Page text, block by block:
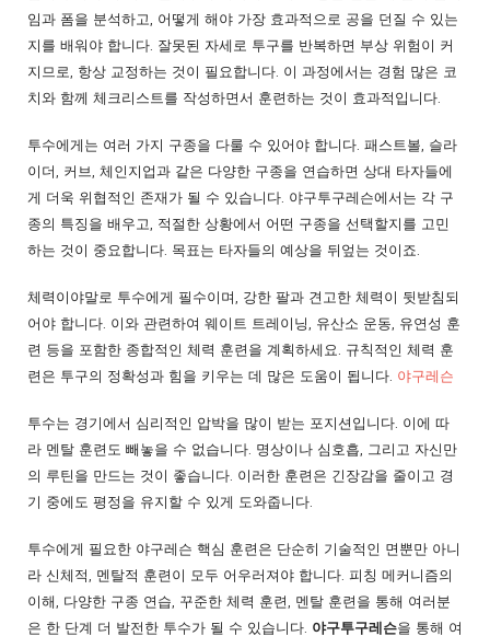
임과 폼을 분석하고, 어떻게 해야 가장 효과적으로 공을 던질 수 있는
지를 배워야 합니다. 잘못된 자세로 투구를 반복하면 부상 위험이 커
지므로, 항상 교정하는 것이 필요합니다. 이 과정에서는 경험 많은 코
치와 함께 체크리스트를 작성하면서 훈련하는 것이 효과적입니다.
투수에게는 여러 가지 구종을 다룰 수 있어야 합니다. 패스트볼, 슬라
이더, 커브, 체인지업과 같은 다양한 구종을 연습하면 상대 타자들에
게 더욱 위협적인 존재가 될 수 있습니다. 야구투구레슨에서는 각 구
종의 특징을 배우고, 적절한 상황에서 어떤 구종을 선택할지를 고민
하는 것이 중요합니다. 목표는 타자들의 예상을 뒤엎는 것이죠.
체력이야말로 투수에게 필수이며, 강한 팔과 견고한 체력이 뒷받침되
어야 합니다. 이와 관련하여 웨이트 트레이닝, 유산소 운동, 유연성 훈
련 등을 포함한 종합적인 체력 훈련을 계획하세요. 규칙적인 체력 훈
련은 투구의 정확성과 힘을 키우는 데 많은 도움이 됩니다. 야구레슨
투수는 경기에서 심리적인 압박을 많이 받는 포지션입니다. 이에 따
라 멘탈 훈련도 빼놓을 수 없습니다. 명상이나 심호흡, 그리고 자신만
의 루틴을 만드는 것이 좋습니다. 이러한 훈련은 긴장감을 줄이고 경
기 중에도 평정을 유지할 수 있게 도와줍니다.
투수에게 필요한 야구레슨 핵심 훈련은 단순히 기술적인 면뿐만 아니
라 신체적, 멘탈적 훈련이 모두 어우러져야 합니다. 피칭 메커니즘의
이해, 다양한 구종 연습, 꾸준한 체력 훈련, 멘탈 훈련을 통해 여러분
은 한 단계 더 발전한 투수가 될 수 있습니다. 야구투구레슨을 통해 여